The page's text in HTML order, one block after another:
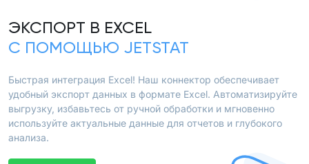
ЭКСПОРТ В EXCEL
С ПОМОЩЬЮ JETSTAT
Быстрая интеграция Excel! Наш коннектор обеспечивает
удобный экспорт данных в формате Excel. Автоматизируйте
выгрузку, избавьтесь от ручной обработки и мгновенно
используйте актуальные данные для отчетов и глубокого
анализа.